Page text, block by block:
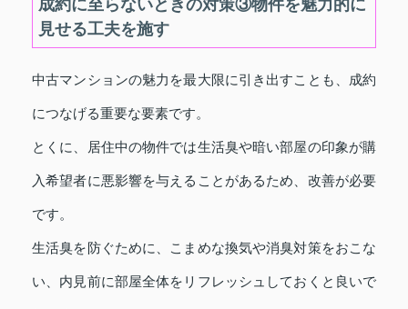
成約に至らないときの対策③物件を魅力的に
見せる工夫を施す
中古マンションの魅力を最大限に引き出すことも、成約
につなげる重要な要素です。
とくに、居住中の物件では生活臭や暗い部屋の印象が購
入希望者に悪影響を与えることがあるため、改善が必要
です。
生活臭を防ぐために、こまめな換気や消臭対策をおこな
い、内見前に部屋全体をリフレッシュしておくと良いで